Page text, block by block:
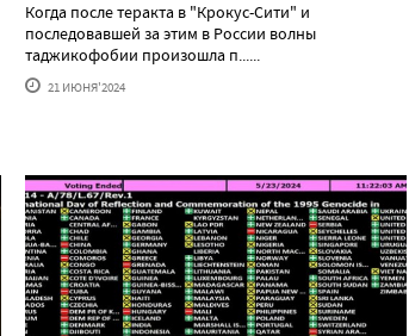
Когда после теракта в "Крокус-Сити" и
последовавшей за этим в России волны
таджикофобии произошла п......
21 ИЮНЯ'2024